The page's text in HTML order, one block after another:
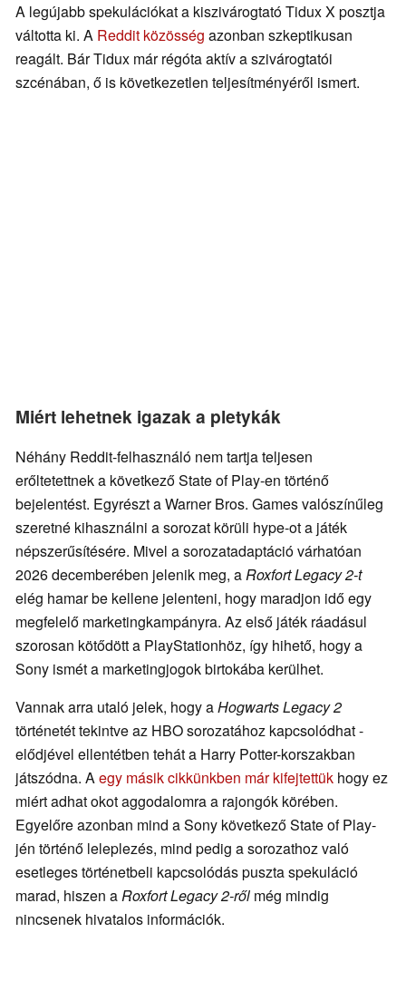
A legújabb spekulációkat a kiszivárogtató Tidux X posztja
váltotta ki. A Reddit közösség azonban szkeptikusan
reagált. Bár Tidux már régóta aktív a szivárogtatói
szcénában, ő is következetlen teljesítményéről ismert.
Miért lehetnek igazak a pletykák
Néhány Reddit-felhasználó nem tartja teljesen
erőltetettnek a következő State of Play-en történő
bejelentést. Egyrészt a Warner Bros. Games valószínűleg
szeretné kihasználni a sorozat körüli hype-ot a játék
népszerűsítésére. Mivel a sorozatadaptáció várhatóan
2026 decemberében jelenik meg, aRoxfort Legacy 2-t
elég hamar be kellene jelenteni, hogy maradjon idő egy
megfelelő marketingkampányra. Az első játék ráadásul
szorosan kötődött a PlayStationhöz, így hihető, hogy a
Sony ismét a marketingjogok birtokába kerülhet.
Vannak arra utaló jelek, hogy aHogwarts Legacy 2
történetét tekintve az HBO sorozatához kapcsolódhat -
elődjével ellentétben tehát a Harry Potter-korszakban
játszódna. Aegy másik cikkünkben már kifejtettük hogy ez
miért adhat okot aggodalomra a rajongók körében.
Egyelőre azonban mind a Sony következő State of Play-
jén történő leleplezés, mind pedig a sorozathoz való
esetleges történetbeli kapcsolódás puszta spekuláció
marad, hiszen aRoxfort Legacy 2-ről még mindig
nincsenek hivatalos információk.